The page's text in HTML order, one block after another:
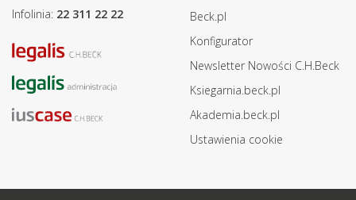
Infolinia: 22 311 22 22
Beck.pl
Konfigurator
Newsletter Nowości C.H.Beck
Ksiegarnia.beck.pl
Akademia.beck.pl
Ustawienia cookie